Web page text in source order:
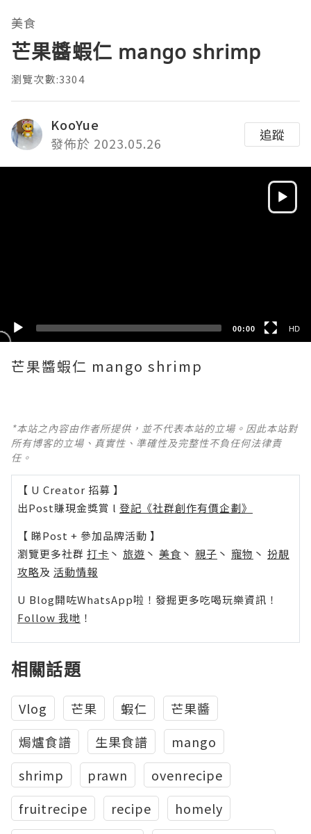
美食
芒果醬蝦仁 mango shrimp
瀏覽次數:3304
KooYue
發佈於 2023.05.26
追蹤
00:00 HD
*本站之內容由作者所提供，並不代表本站的立場。因此本站對
所有博客的立場、真實性、準確性及完整性不負任何法律責
任。
【 U Creator 招募 】
出Post賺現金獎賞 l 登記《社群創作有價企劃》
【 睇Post + 參加品牌活動 】
瀏覽更多社群 打卡 丶 旅遊 丶 美食 丶 親子 丶 寵物 丶 扮靚
攻略及 活動情報
U Blog開咗WhatsApp啦！發掘更多吃喝玩樂資訊！
Follow 我哋 ！
相關話題
Vlog 芒果 蝦仁
芒果醬
焗爐食譜
生果食譜
mango
shrimp
prawn
ovenrecipe
fruitrecipe
recipe
homely